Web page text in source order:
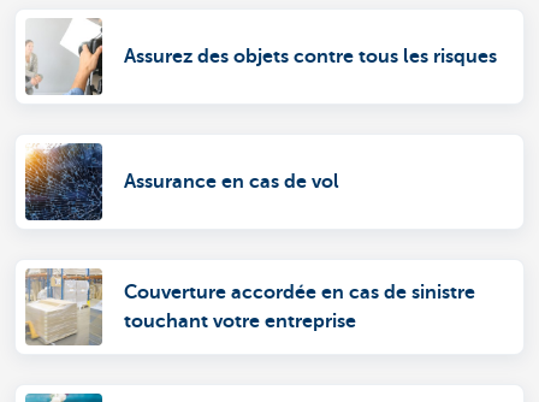
Assurez des objets contre tous les risques
Assurance en cas de vol
Couverture accordée en cas de sinistre
touchant votre entreprise